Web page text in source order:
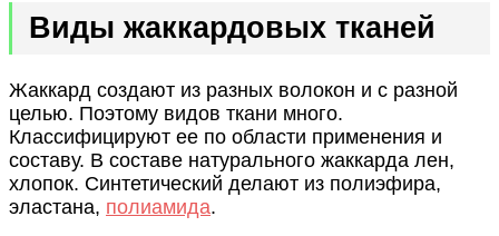
Виды жаккардовых тканей
Жаккард создают из разных волокон и с разной
целью. Поэтому видов ткани много.
Классифицируют ее по области применения и
составу. В составе натурального жаккарда лен,
хлопок. Синтетический делают из полиэфира,
эластана, полиамида.